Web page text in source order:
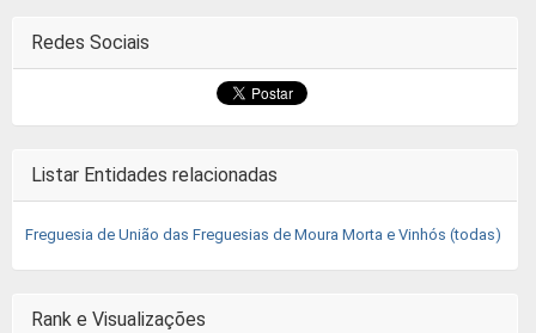
Redes Sociais
Listar Entidades relacionadas
Freguesia de União das Freguesias de Moura Morta e Vinhós (todas)
Rank e Visualizações